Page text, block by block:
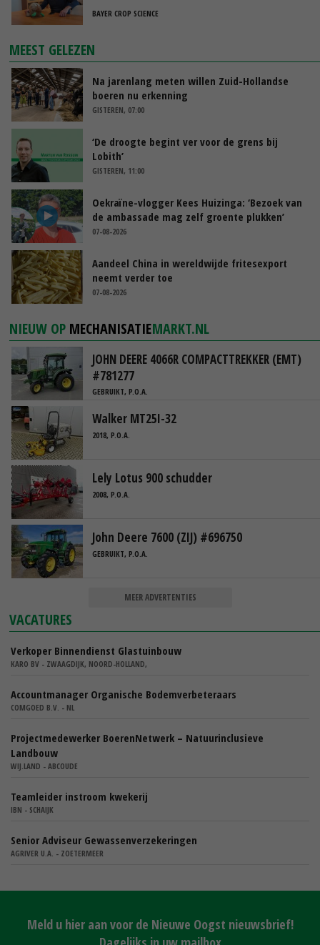
BAYER CROP SCIENCE
MEEST GELEZEN
Na jarenlang meten willen Zuid-Hollandse
boeren nu erkenning
GISTEREN, 07:00
‘De droogte begint ver voor de grens bij
Lobith’
GISTEREN, 11:00
Oekraïne-vlogger Kees Huizinga: ‘Bezoek van
de ambassade mag zelf groente plukken’
07-08-2026
Aandeel China in wereldwijde fritesexport
neemt verder toe
07-08-2026
NIEUW OP MECHANISATIEMARKT.NL
JOHN DEERE 4066R COMPACTTREKKER (EMT)
#781277
GEBRUIKT, P.O.A.
Walker MT25I-32
2018, P.O.A.
Lely Lotus 900 schudder
2008, P.O.A.
John Deere 7600 (ZIJ) #696750
GEBRUIKT, P.O.A.
MEER ADVERTENTIES
VACATURES
Verkoper Binnendienst Glastuinbouw
KARO BV - ZWAAGDIJK, NOORD-HOLLAND,
Accountmanager Organische Bodemverbeteraars
COMGOED B.V. - NL
Projectmedewerker BoerenNetwerk – Natuurinclusieve
Landbouw
WIJ.LAND - ABCOUDE
Teamleider instroom kwekerij
IBN - SCHAIJK
Senior Adviseur Gewassenverzekeringen
AGRIVER U.A. - ZOETERMEER
Meld u hier aan voor de Nieuwe Oogst nieuwsbrief!